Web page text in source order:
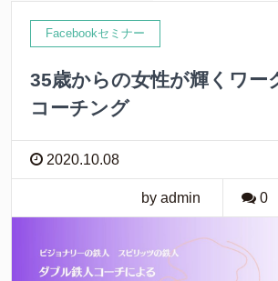
Facebookセミナー
35歳からの女性が輝くワー
コーチング
2020.10.08
by admin 0